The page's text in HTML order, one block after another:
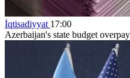
İqtisadiyyat 17:00
Azerbaijan's state budget